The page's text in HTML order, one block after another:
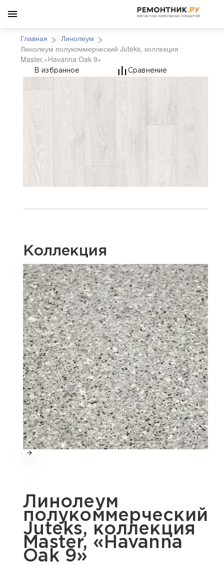
Главная
Линолеум
Линолеум полукоммерческий Juteks, коллекция
Master,«Havanna Oak 9»
Линолеум
В избранное Сравнение
Коллекция
Линолеум
полукоммерческий
Juteks, коллекция
Master, «Havanna
Oak 9»